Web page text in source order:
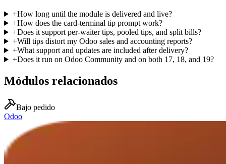
+How long until the module is delivered and live?
+How does the card-terminal tip prompt work?
+Does it support per-waiter tips, pooled tips, and split bills?
+Will tips distort my Odoo sales and accounting reports?
+What support and updates are included after delivery?
+Does it run on Odoo Community and on both 17, 18, and 19?
Módulos relacionados
Bajo pedido
Odoo